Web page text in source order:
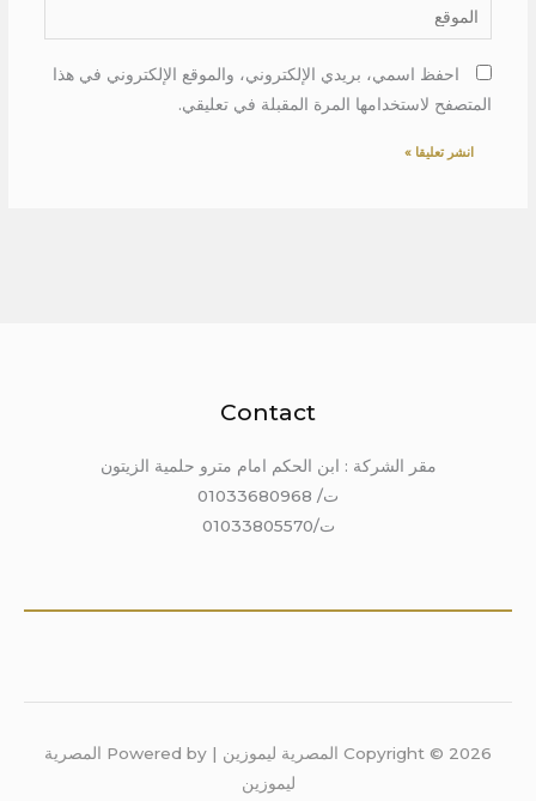
الموقع
احفظ اسمي، بريدي الإلكتروني، والموقع الإلكتروني في هذا
المتصفح لاستخدامها المرة المقبلة في تعليقي.
Contact
مقر الشركة : ابن الحكم امام مترو حلمية الزيتون
ت/ 01033680968
ت/01033805570
Copyright © 2026 المصرية ليموزين | Powered by المصرية
ليموزين